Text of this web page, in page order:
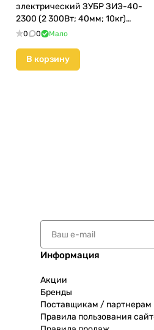
электрический ЗУБР ЗИЭ-40-
2300 (2 300Вт; 40мм; 10кг)
(ЗИЭ-40-2300) КМС01
0 0 Мало
В корзину
Информация
Акции
Бренды
Поставщикам / партнерам
Правила пользования